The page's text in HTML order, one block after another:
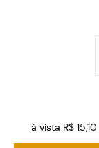
à vista R$ 15,10